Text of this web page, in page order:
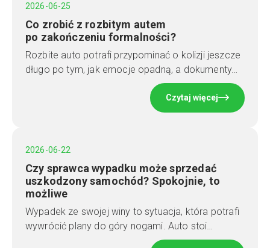
2026-06-25
Co zrobić z rozbitym autem
po zakończeniu formalności?
Rozbite auto potrafi przypominać o kolizji jeszcze
długo po tym, jak emocje opadną, a dokumenty…
Czytaj więcej
2026-06-22
Czy sprawca wypadku może sprzedać
uszkodzony samochód? Spokojnie, to
możliwe
Wypadek ze swojej winy to sytuacja, która potrafi
wywrócić plany do góry nogami. Auto stoi…